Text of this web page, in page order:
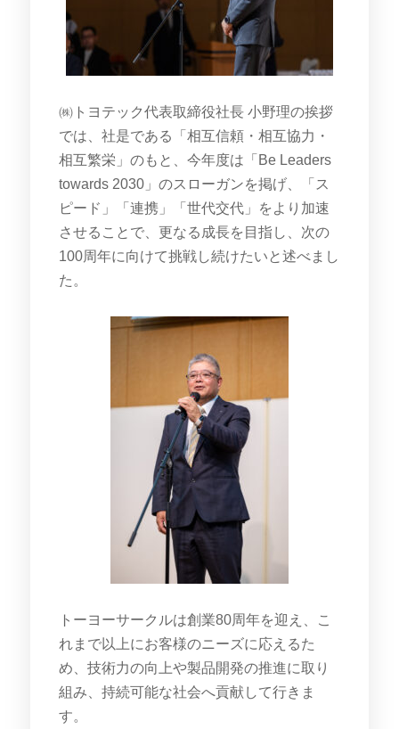
㈱トヨテック代表取締役社長 小野理の挨拶
では、社是である「相互信頼・相互協力・
相互繁栄」のもと、今年度は「Be Leaders
towards 2030」のスローガンを掲げ、「ス
ピード」「連携」「世代交代」をより加速
させることで、更なる成長を目指し、次の
100周年に向けて挑戦し続けたいと述べまし
た。
トーヨーサークルは創業80周年を迎え、こ
れまで以上にお客様のニーズに応えるた
め、技術力の向上や製品開発の推進に取り
組み、持続可能な社会へ貢献して行きま
す。